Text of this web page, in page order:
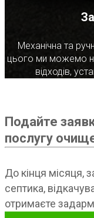
Механічна та
цього ми можемо
відходів,
Подайте
послугу
До кінця місяця,
септика,
отримаєте